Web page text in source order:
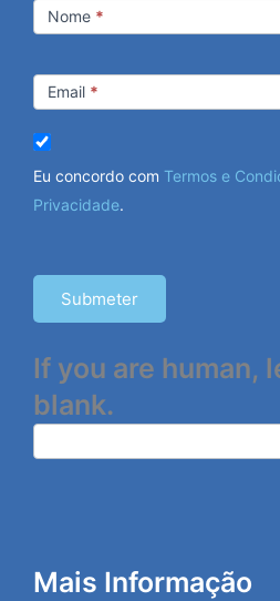
Nome *
Email *
Eu concordo com Termos e
Privacidade.
Submeter
If you are human,
blank.
Mais Informação